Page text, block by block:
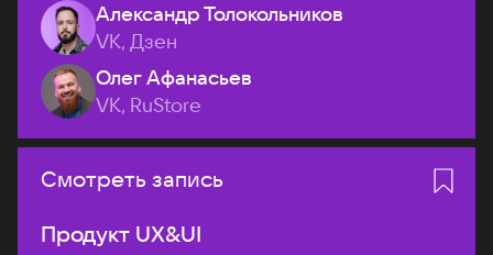
Александр Толокольников
VK, Дзен
Олег Афанасьев
VK, RuStore
Смотреть запись
Продукт UX&UI